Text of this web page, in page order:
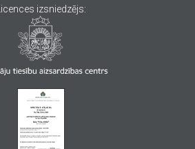
Licences izsniedzējs: